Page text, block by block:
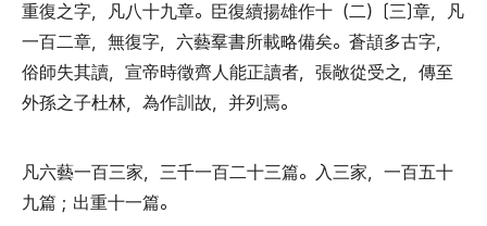
重復之字， 凡八十九章。 臣復續揚雄作十 （二）〔三〕章，
凡
一百二章， 無復字， 六藝羣書所載略備矣。 蒼頡多古字，
俗師失其讀， 宣帝時徵齊人能正讀者， 張敞從受之， 傳至
外孫之子杜林， 為作訓故， 并列焉。
凡六藝一百三家， 三千一百二十三篇。 入三家， 一百五十
九篇 ； 出重十一篇。